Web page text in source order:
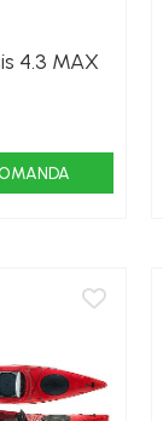
4.3 MAX